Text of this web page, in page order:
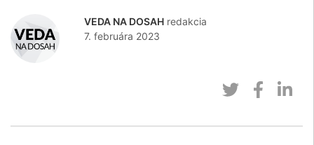
VEDA NA DOSAH redakcia
7. februára 2023